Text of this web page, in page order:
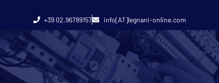
+39 02.96789157 info[AT]legnani-online.com